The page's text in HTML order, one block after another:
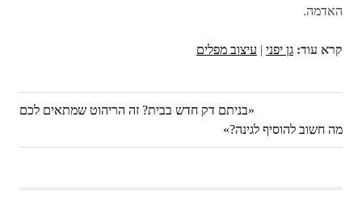
האדמה.
קרא עוד: גן יפני | עיצוב מפלים
ניווט
Previous
Post:
בניתם דק חדש בבית? זה הריהוט שמתאים לכם
Next
Post:
מה חשוב להוסיף לגינה?